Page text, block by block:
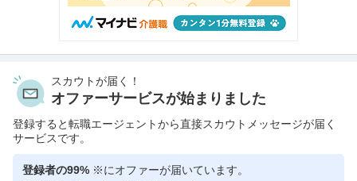
スカウトが届く！
オファーサービスが始まりました
登録すると転職エージェントから直接スカウトメッセージが届く
サービスです。
登録者の99% ※にオファーが届いています。